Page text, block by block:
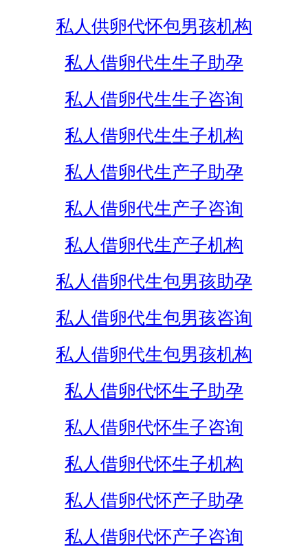
私人供卵代怀包男孩机构
私人借卵代生生子助孕
私人借卵代生生子咨询
私人借卵代生生子机构
私人借卵代生产子助孕
私人借卵代生产子咨询
私人借卵代生产子机构
私人借卵代生包男孩助孕
私人借卵代生包男孩咨询
私人借卵代生包男孩机构
私人借卵代怀生子助孕
私人借卵代怀生子咨询
私人借卵代怀生子机构
私人借卵代怀产子助孕
私人借卵代怀产子咨询